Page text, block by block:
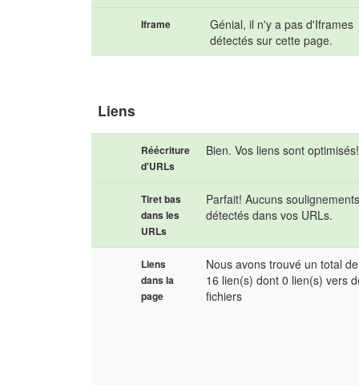
Iframe
Génial, il n'y a pas d'Iframes
détectés sur cette page.
Liens
Réécriture
d'URLs
Bien. Vos liens sont optimisés!
Tiret bas
dans les
URLs
Parfait! Aucuns
détectés dans vos URLs.
Liens
dans la
page
Nous avons trouvé un total de
16 lien(s) dont 0 lien(s) vers
fichiers